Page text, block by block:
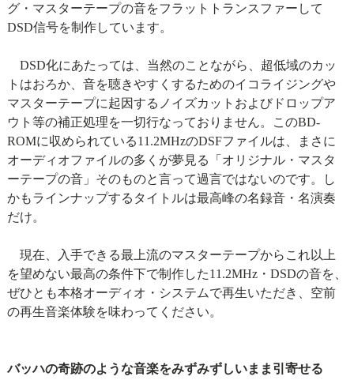
グ・マスターテープの音をフラットトランスファーして
DSD信号を制作しています。
DSD化にあたっては、当然のことながら、超低域のカッ
トはおろか、音を聴きやすくするためのイコライジングや
マスターテープに起因するノイズカットおよびドロップア
ウト等の補正処理を一切行なっておりません。このBD-
ROMに収められている11.2MHzのDSFファイルは、まさに
オーディオファイルの多くが夢見る「オリジナル・マスタ
ーテープの音」そのものと言って過言ではないのです。し
かもラインナップするタイトルは最高峰の名録音・名演奏
だけ。
現在、入手できる最上流のマスターテープからこれ以上
を望めない最高の条件下で制作した11.2MHz・DSDの音を、
ぜひとも本格オーディオ・システムで再生いただき、空前
の再生音楽体験を味わってください。
バッハの奇跡のような音楽をみずみずしいまま引寄せる